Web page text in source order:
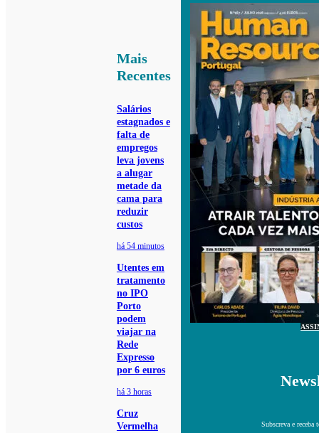
Mais
Recentes
Salários
estagnados e
falta de
empregos
leva jovens
a alugar
metade da
cama para
reduzir
custos
há 54 minutos
Utentes em
tratamento
no IPO
Porto
podem
viajar na
Rede
Expresso
por 6 euros
há 3 horas
Cruz
Vermelha
Subscreva e receba